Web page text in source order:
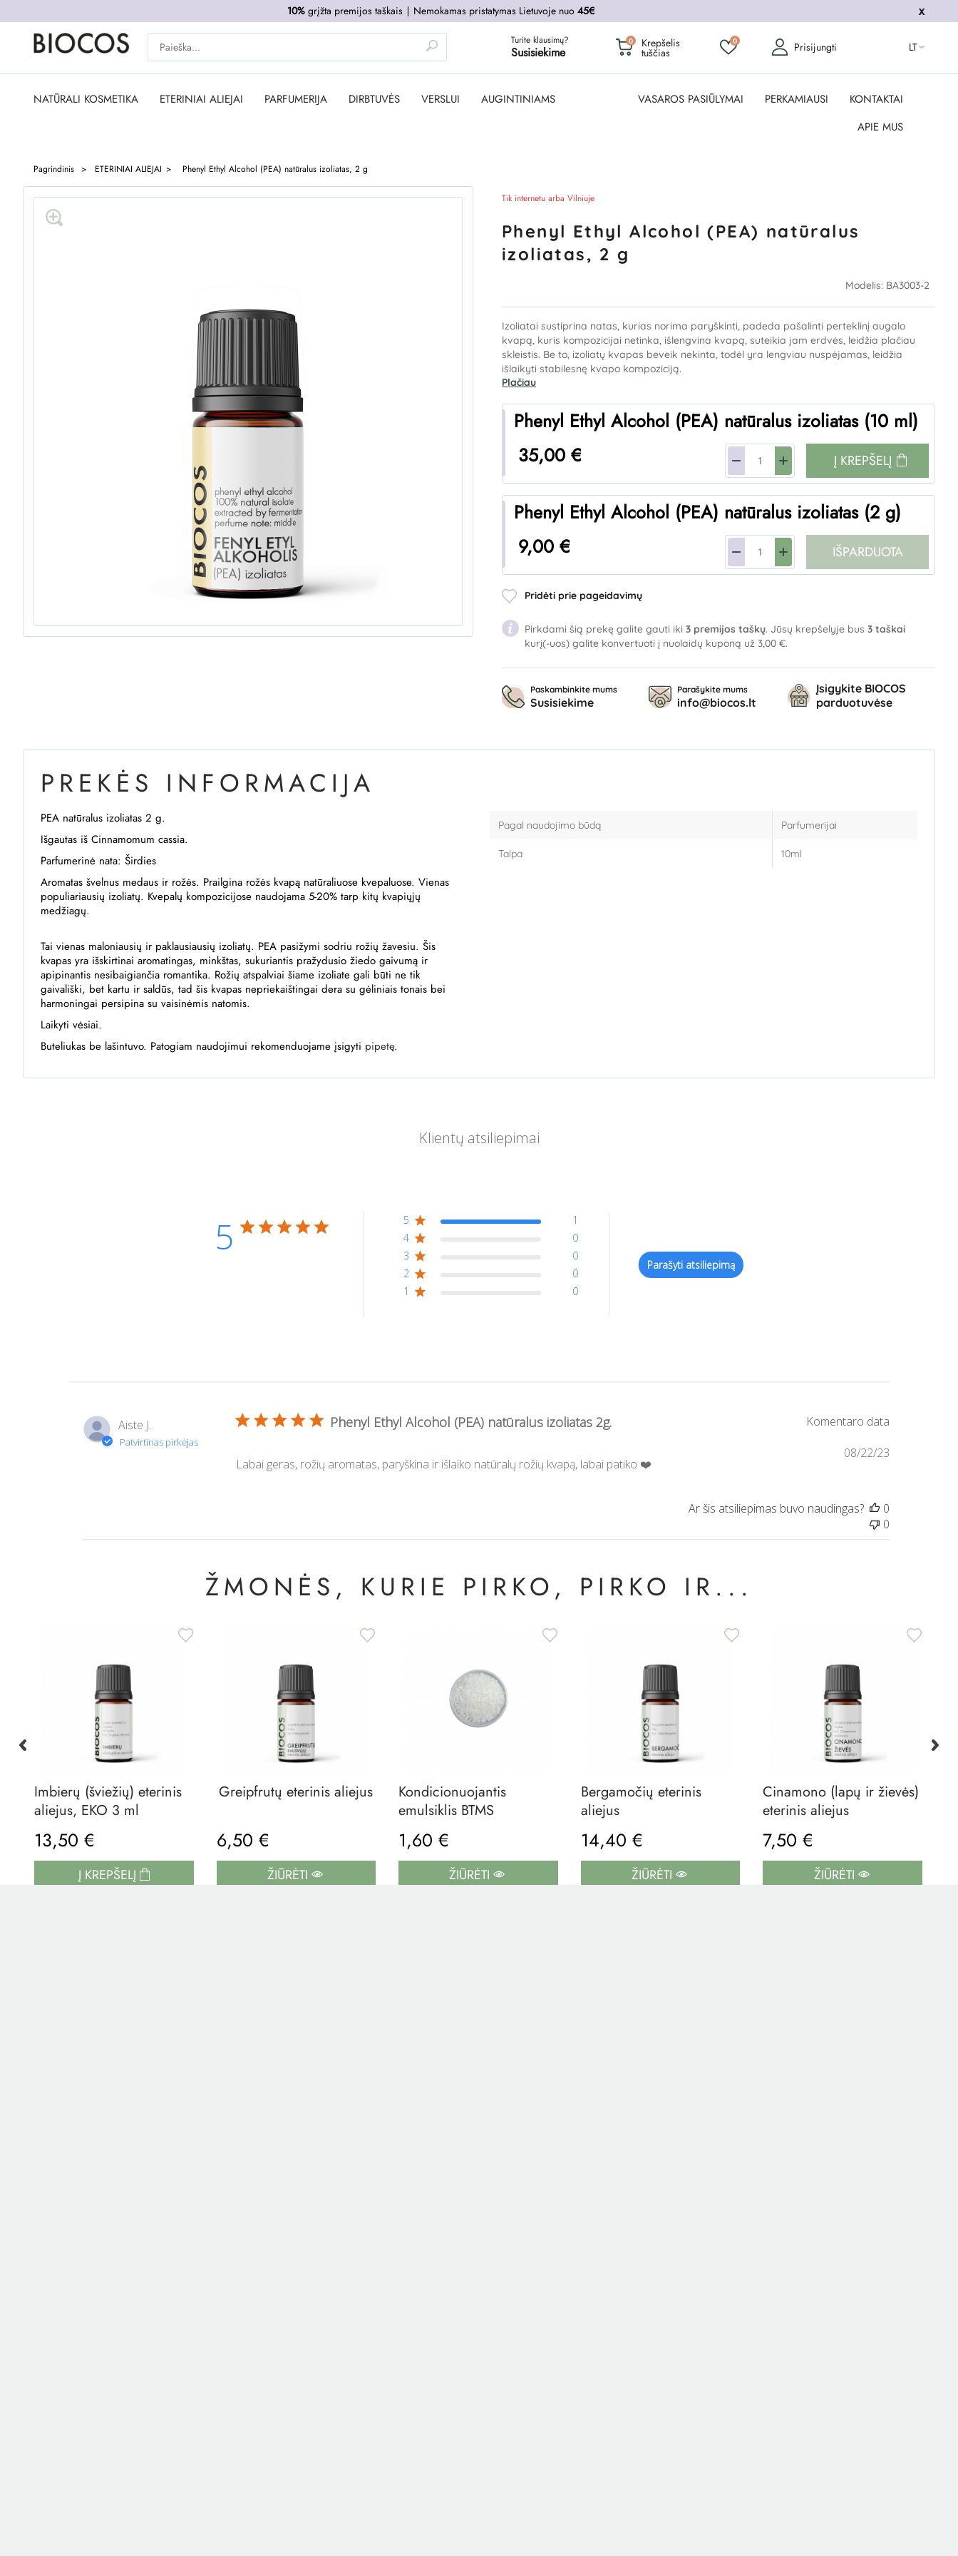
10% grįžta premijos taškais ∣ Nemokamas pristatymas Lietuvoje nuo45€
Turite klausimų?
Susisiekime
0 Krepšelis
tuščias
0 Prisijungti LT
NATŪRALI KOSMETIKA ETERINIAI ALIEJAI PARFUMERIJA DIRBTUVĖS VERSLUI AUGINTINIAMS VASAROS PASIŪLYMAI PERKAMIAUSI
KONTAKTAI
APIE MUS
Pagrindinis ETERINIAI ALIEJAI Phenyl Ethyl Alcohol (PEA) natūralus izoliatas, 2 g
Tik internetu arba Vilniuje
Phenyl Ethyl Alcohol (PEA) natūralus
izoliatas, 2 g
Modelis: BA3003-2
Izoliatai sustiprina natas, kurias norima paryškinti, padeda pašalinti perteklinį augalo
kvapą, kuris kompozicijai netinka, išlengvina kvapą, suteikia jam erdvės, leidžia plačiau
skleistis. Be to, izoliatų kvapas beveik nekinta, todėl yra lengviau nuspėjamas, leidžia
išlaikyti stabilesnę kvapo kompoziciją.
Plačiau
Phenyl Ethyl Alcohol (PEA) natūralus izoliatas (10 ml)
35,00 €
Į KREPŠELĮ
Phenyl Ethyl Alcohol (PEA) natūralus izoliatas (2 g)
9,00 €
IŠPARDUOTA
Pridėti prie pageidavimų
Pirkdami šią prekę galite gauti iki 3 premijos taškų. Jūsų krepšelyje bus 3 taškai
kurį(-uos) galite konvertuoti į nuolaidų kuponą už 3,00 €.
Paskambinkite mums
Susisiekime
Parašykite mums
info@biocos.lt
Įsigykite BIOCOS
parduotuvėse
PREKĖS INFORMACIJA
PEA natūralus izoliatas 2 g.
Išgautas iš Cinnamomum cassia.
Parfumerinė nata: Širdies
Aromatas švelnus medaus ir rožės. Prailgina rožės kvapą natūraliuose kvepaluose. Vienas
populiariausių izoliatų. Kvepalų kompozicijose naudojama 5-20% tarp kitų kvapiųjų
medžiagų.
Tai vienas maloniausių ir paklausiausių izoliatų. PEA pasižymi sodriu rožių žavesiu. Šis
kvapas yra išskirtinai aromatingas, minkštas, sukuriantis pražydusio žiedo gaivumą ir
apipinantis nesibaigiančia romantika. Rožių atspalviai šiame izoliate gali būti ne tik
gaivališki, bet kartu ir saldūs, tad šis kvapas nepriekaištingai dera su gėliniais tonais bei
harmoningai persipina su vaisinėmis natomis.
Laikyti vėsiai.
Buteliukas be lašintuvo. Patogiam naudojimui rekomenduojame įsigyti pipetę.
Pagal naudojimo būdą Parfumerijai
Talpa 10ml
5 5
1
4
0
3
0
2
0
1
0
Aiste J. Phenyl Ethyl Alcohol (PEA) natūralus izoliatas 2g.
Labai geras, rožių aromatas, paryškina ir išlaiko natūralų rožių kvapą, labai patiko ❤️
08/22/23
0
0
ŽMONĖS, KURIE PIRKO, PIRKO IR...
Imbierų (šviežių) eterinis
aliejus, EKO 3 ml
13,50 €
Į KREPŠELĮ
Greipfrutų eterinis aliejus
6,50 €
ŽIŪRĖTI
Kondicionuojantis
emulsiklis BTMS
1,60 €
ŽIŪRĖTI
Bergamočių eterinis
aliejus
14,40 €
ŽIŪRĖTI
Cinamono (lapų ir žievės)
eterinis aliejus
7,50 €
ŽIŪRĖTI